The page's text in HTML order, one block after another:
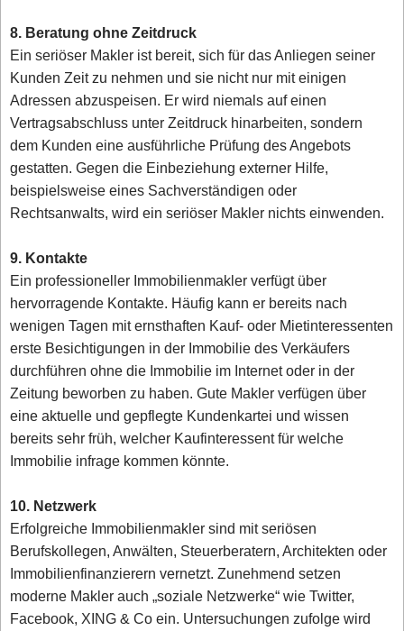
8. Beratung ohne Zeitdruck
Ein seriöser Makler ist bereit, sich für das Anliegen seiner
Kunden Zeit zu nehmen und sie nicht nur mit einigen
Adressen abzuspeisen. Er wird niemals auf einen
Vertragsabschluss unter Zeitdruck hinarbeiten, sondern
dem Kunden eine ausführliche Prüfung des Angebots
gestatten. Gegen die Einbeziehung externer Hilfe,
beispielsweise eines Sachverständigen oder
Rechtsanwalts, wird ein seriöser Makler nichts einwenden.
9. Kontakte
Ein professioneller Immobilienmakler verfügt über
hervorragende Kontakte. Häufig kann er bereits nach
wenigen Tagen mit ernsthaften Kauf- oder Mietinteressenten
erste Besichtigungen in der Immobilie des Verkäufers
durchführen ohne die Immobilie im Internet oder in der
Zeitung beworben zu haben. Gute Makler verfügen über
eine aktuelle und gepflegte Kundenkartei und wissen
bereits sehr früh, welcher Kaufinteressent für welche
Immobilie infrage kommen könnte.
10. Netzwerk
Erfolgreiche Immobilienmakler sind mit seriösen
Berufskollegen, Anwälten, Steuerberatern, Architekten oder
Immobilienfinanzierern vernetzt. Zunehmend setzen
moderne Makler auch „soziale Netzwerke“ wie Twitter,
Facebook, XING & Co ein. Untersuchungen zufolge wird